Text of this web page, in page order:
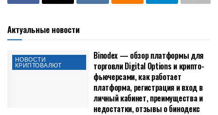
Актуальные новости
НОВОСТИ
КРИПТОВАЛЮТ
Binodex — обзор платформы для
торговли Digital Options и крипто-
фьючерсами, как работает
платформа, регистрация и вход в
личный кабинет, преимущества и
недостатки, отзывы о бинодекс